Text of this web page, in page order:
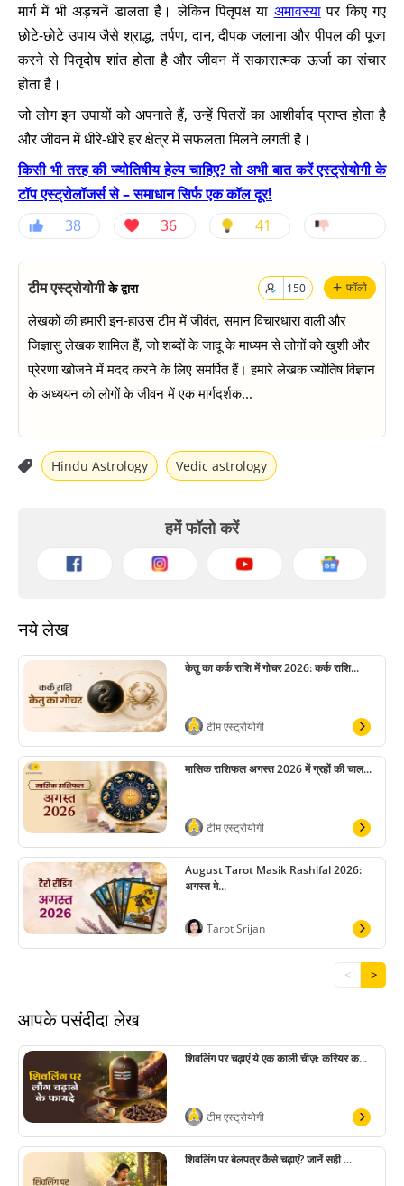
मार्ग में भी अड़चनें डालता है। लेकिन पितृपक्ष या अमावस्यापर किए गए
छोटे-छोटे उपाय जैसे श्राद्ध, तर्पण, दान, दीपक जलाना और पीपल की पूजा
करने से पितृदोष शांत होता है और जीवन में सकारात्मक ऊर्जा का संचार
होता है।
जो लोग इन उपायों को अपनाते हैं, उन्हें पितरों का आशीर्वाद प्राप्त होता है
और जीवन में धीरे-धीरे हर क्षेत्र में सफलता मिलने लगती है।
किसी भी तरह की ज्योतिषीय हेल्प चाहिए? तो अभी बात करें एस्ट्रोयोगी के
टॉप एस्ट्रोलॉजर्स से – समाधान सिर्फ एक कॉल दूर!
38
36 41
+ फॉलो
150
टीम एस्ट्रोयोगीके द्वारा
लेखकों की हमारी इन-हाउस टीम में जीवंत, समान विचारधारा वाली और
जिज्ञासु लेखक शामिल हैं, जो शब्दों के जादू के माध्यम से लोगों को खुशी और
प्रेरणा खोजने में मदद करने के लिए समर्पित हैं। हमारे लेखक ज्योतिष विज्ञान
के अध्ययन को लोगों के जीवन में एक मार्गदर्शक...
Hindu Astrology Vedic astrology
हमें फॉलो करें
नये लेख
केतु का कर्क राशि में गोचर 2026: कर्क राशि...
टीम एस्ट्रोयोगी
मासिक राशिफल अगस्त 2026 में ग्रहों की चाल...
टीम एस्ट्रोयोगी
August Tarot Masik Rashifal 2026:
अगस्त मे...
Tarot Srijan
< >
आपके पसंदीदा लेख
शिवलिंग पर चढ़ाएं ये एक काली चीज़: करियर क...
टीम एस्ट्रोयोगी
शिवलिंग पर बेलपत्र कैसे चढ़ाएं? जानें सही ...